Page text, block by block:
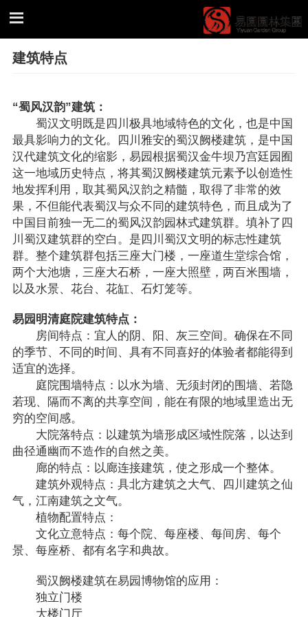
建筑特点
“蜀风汉韵”建筑：
蜀汉文明既是四川极具地域特色的文化，也是中国
最具影响力的文化。四川雅安的蜀汉阙楼建筑，是中国
汉代建筑文化的缩影，易园根据蜀汉金牛坝乃宫廷园囿
这一地域历史特点，将其蜀汉阙楼建筑元素予以创造性
地发挥利用，取其蜀风汉韵之精髓，取得了非常的效
果，不但能代表蜀汉与众不同的建筑特色，而且成为了
中国目前独一无二的蜀风汉韵园林式建筑群。填补了四
川蜀汉建筑群的空白。是四川蜀汉文明的标志性建筑
群。整个建筑群包括三座大门楼，一座道生堂综合馆，
两个大池塘，三座大石桥，一座大照壁，两百米围墙，
以及水景、花台、花缸、石灯笼等。
易园明清庭院建筑特点：
房间特点：宜人的阴、阳、灰三空间。确保在不同
的季节、不同的时间、具有不同喜好的体验者都能得到
适宜的选择。
庭院围墙特点：以水为墙、无须封闭的围墙、若隐
若现、隔而不离的共享空间，能在有限的地域里造出无
穷的空间感。
大院落特点：以建筑为墙形成区域性院落，以达到
曲径通幽而不造作的自然之美。
廊的特点：以廊连接建筑，使之形成一个整体。
建筑外观特点：具北方建筑之大气、四川建筑之仙
气，江南建筑之文气。
植物配置特点：
文化立意特点：每个院、每座楼、每间房、每个
景、每座桥、都有名字和典故。
蜀汉阙楼建筑在易园博物馆的应用：
独立门楼
大楼门厅